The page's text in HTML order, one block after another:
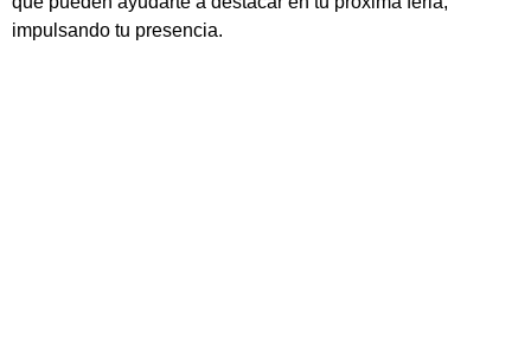
impulsando tu presencia.